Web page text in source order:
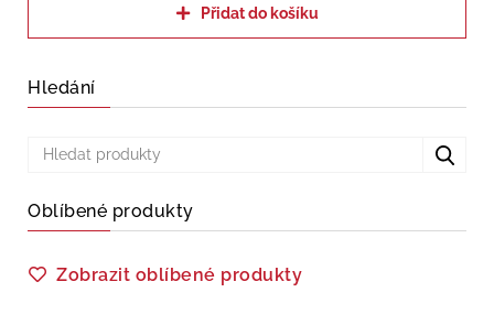
Přidat do košíku
Hledání
Oblíbené produkty
Zobrazit oblíbené produkty